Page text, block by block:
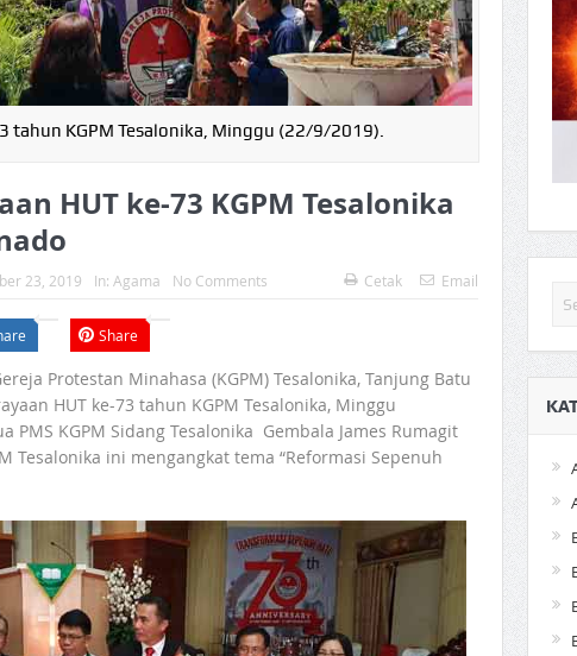
tahun KGPM Tesalonika, Minggu (22/9/2019).
HUT ke-73 KGPM Tesalonika
23, 2019 In: Agama No Comments Cetak Email
Share
Protestan Minahasa (KGPM) Tesalonika, Tanjung Batu
HUT ke-73 tahun KGPM Tesalonika, Minggu
PMS KGPM Sidang Tesalonika Gembala James Rumagit
Tesalonika ini mengangkat tema “Reformasi Sepenuh